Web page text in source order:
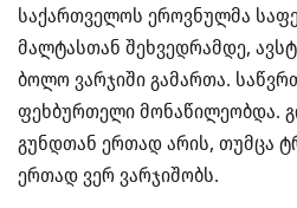
საქართველოს ეროვნულმა
მალტასთან შეხვედრამდე,
ბოლო ვარჯიში გამართა.
ფეხბურთელი მონაწილეობდა.
გუნდთან ერთად არის, თუმცა
ერთად ვერ ვარჯიშობს.